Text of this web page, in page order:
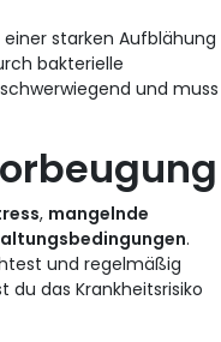
starken Aufblähung
bakterielle
und muss
, mangelnde
.
und regelmäßig
du das Krankheitsrisiko